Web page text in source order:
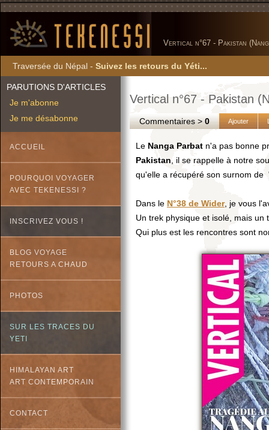
Vertical n°67 - Pakistan
Traversée du Népal - Suivez les retours du Yéti...
PARUTIONS D'ARTICLES
Je m'abonne
Je me désabonne
ACCUEIL
POURQUOI VOYAGER
AVEC TEKENESSI ?
INSCRIVEZ VOUS !
BLOG VOYAGE
RETOURS A CHAUD
PHOTOS
SUR LES TRACES DU
YETI
HIMALAYAN ART
ART CONTEMPORAIN
CONTACT
Vertical n°67 - Pakistan
Commentaires >0 Ajouter
Le Nanga Parbat n'a pas bonne
Pakistan , il se rappelle à notre
qu'elle a récupéré son surnom
Dans le N°38 de Wider, je vous
Un trek physique et isolé, mais un
Qui plus est les rencontres sont